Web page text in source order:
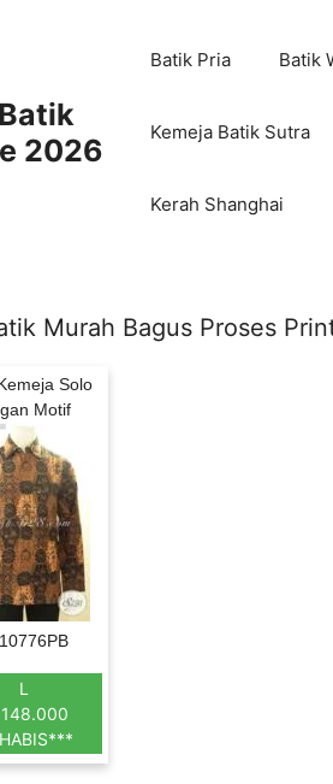
2026
Batik Pria Batik
Kemeja Batik Sutra
Kerah Shanghai
Murah Bagus Proses
Solo
Motif
L